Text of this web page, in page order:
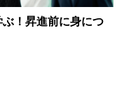
！昇進前に身につ